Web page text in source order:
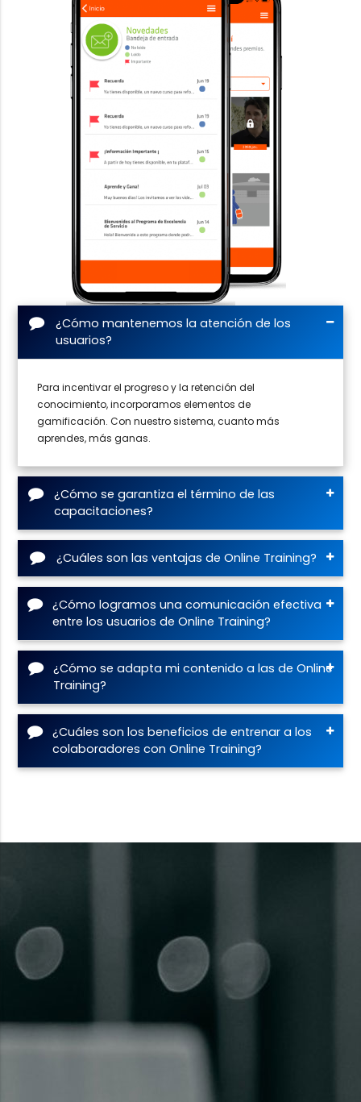
¿Cómo mantenemos la atención de los
usuarios?
Para incentivar el progreso y la retención del
conocimiento, incorporamos elementos de
gamificación. Con nuestro sistema, cuanto más
aprendes, más ganas.
¿Cómo se garantiza el término de las
capacitaciones?
¿Cuáles son las ventajas de Online Training?
¿Cómo logramos una comunicación efectiva
entre los usuarios de Online Training?
¿Cómo se adapta mi contenido a las de Online
Training?
¿Cuáles son los beneficios de entrenar a los
colaboradores con Online Training?